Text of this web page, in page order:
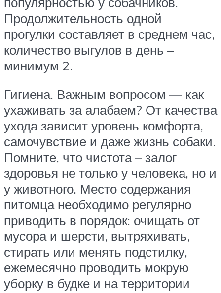
Продолжительность одной
прогулки составляет в среднем час,
количество выгулов в день –
минимум 2.
Гигиена. Важным вопросом — как
ухаживать за алабаем? От качества
ухода зависит уровень комфорта,
самочувствие и даже жизнь собаки.
Помните, что чистота – залог
здоровья не только у человека, но и
у животного. Место содержания
питомца необходимо регулярно
приводить в порядок: очищать от
мусора и шерсти, вытряхивать,
стирать или менять подстилку,
ежемесячно проводить мокрую
уборку в будке и на территории